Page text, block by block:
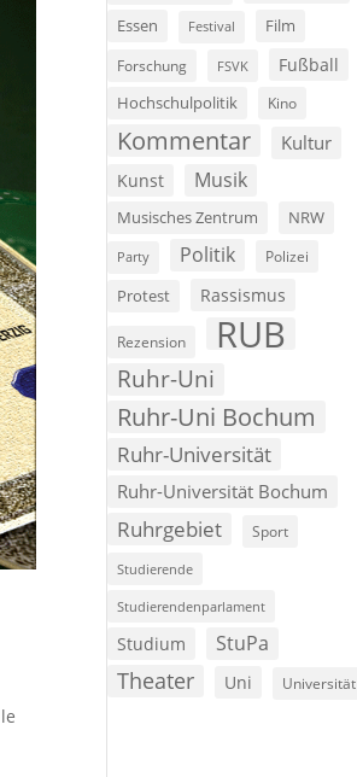
Essen Festival Film
Forschung FSVK Fußball
Hochschulpolitik Kino
Kommentar Kultur
Kunst Musik
Musisches Zentrum NRW
Party Politik Polizei
Protest Rassismus
Rezension RUB
Ruhr-Uni
Ruhr-Uni Bochum
Ruhr-Universität
Ruhr-Universität Bochum
Ruhrgebiet Sport
Studierende
Studierendenparlament
Studium StuPa
Theater Uni Universität